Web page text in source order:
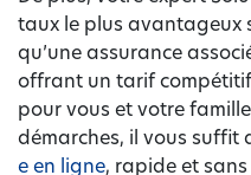
taux le plus avantageux
qu’une assurance
offrant un tarif
pour vous et votre
démarches, il vous suffit
e en ligne, rapide et